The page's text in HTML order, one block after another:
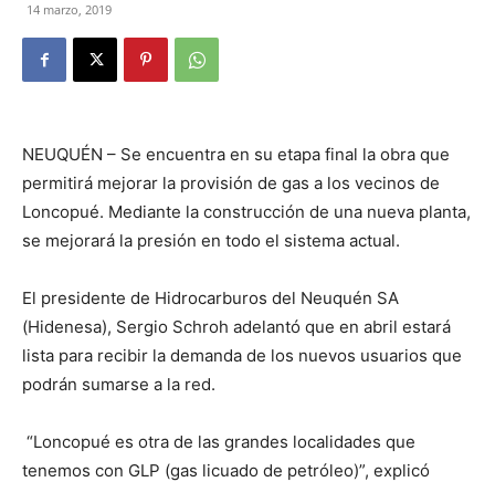
14 marzo, 2019
NEUQUÉN – Se encuentra en su etapa final la obra que
permitirá mejorar la provisión de gas a los vecinos de
Loncopué. Mediante la construcción de una nueva planta,
se mejorará la presión en todo el sistema actual.
El presidente de Hidrocarburos del Neuquén SA
(Hidenesa), Sergio Schroh adelantó que en abril estará
lista para recibir la demanda de los nuevos usuarios que
podrán sumarse a la red.
“Loncopué es otra de las grandes localidades que
tenemos con GLP (gas licuado de petróleo)”, explicó